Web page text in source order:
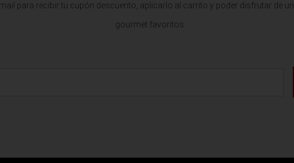
para recibir tu cupón descuento, aplicarlo al carrito y poder disfrutar de un
gourmet favoritos.